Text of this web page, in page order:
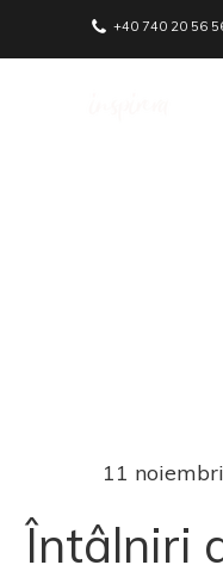
+40 740 20 56
Întâlniri
11